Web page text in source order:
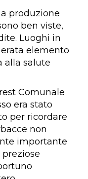
produzione
ben viste,
Luoghi in
elemento
alla salute
Comunale
era stato
per ricordare
non
importante